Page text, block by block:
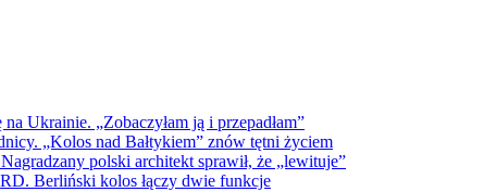
Ukrainie. „Zobaczyłam ją i przepadłam”
„Kolos nad Bałtykiem” znów tętni życiem
polski architekt sprawił, że „lewituje”
Berliński kolos łączy dwie funkcje